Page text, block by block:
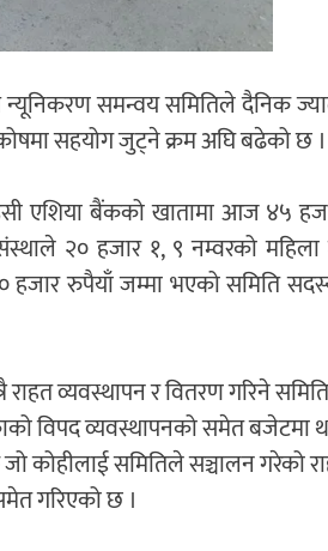
न्यूनिकरण समन्वय समितिले दैनिक
सहयोग जुट्ने क्रम अघि बढेको छ ।
एशिया बैंकको खातामा आज ४५
२० हजार १, ९ नम्वरको महिला
हजार रुपैयाँ जम्मा भएको समिति
राहत व्यवस्थापन र वितरण गरिने समिति
विपद व्यवस्थापनको समेत बजेटमा
कोहीलाई समितिले सञ्चालन गरेको
गरिएको छ ।